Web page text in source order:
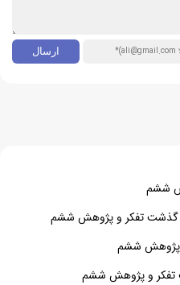
ششم‌
گذشت تفکر و پژوهش ششم‌
و پژوهش ششم‌
و پژوهش ششم‌